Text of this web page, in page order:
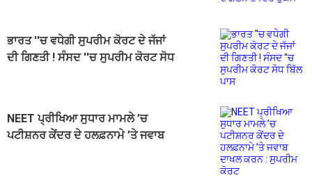
ਭਾਰਤ ''ਚ ਵਧੇਗੀ ਸੁਪਰੀਮ ਕੋਰਟ ਦੇ ਜੱਜਾਂ
ਦੀ ਗਿਣਤੀ ! ਸੰਸਦ ''ਚ ਸੁਪਰੀਮ ਕੋਰਟ ਸੋਧ
NEET ਪ੍ਰੀਖਿਆ ਸੁਧਾਰ ਮਾਮਲੇ ’ਚ
ਪਟੀਸ਼ਨਰ ਕੇਂਦਰ ਦੇ ਹਲਫ਼ਨਾਮੇ ’ਤੇ ਜਵਾਬ